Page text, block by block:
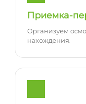
Приемка-
Организуем
нахождения.